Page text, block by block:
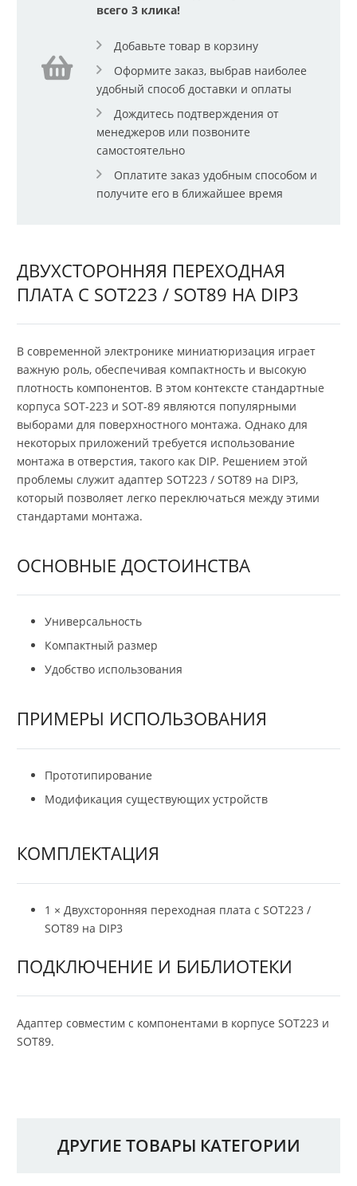
всего 3 клика!
Добавьте товар в корзину
Оформите заказ, выбрав наиболее
удобный способ доставки и оплаты
Дождитесь подтверждения от
менеджеров или позвоните
самостоятельно
Оплатите заказ удобным способом и
получите его в ближайшее время
ДВУХСТОРОННЯЯ ПЕРЕХОДНАЯ
ПЛАТА С SOT223 / SOT89 НА DIP3
В современной электронике миниатюризация играет
важную роль, обеспечивая компактность и высокую
плотность компонентов. В этом контексте стандартные
корпуса SOT-223 и SOT-89 являются популярными
выборами для поверхностного монтажа. Однако для
некоторых приложений требуется использование
монтажа в отверстия, такого как DIP. Решением этой
проблемы служит адаптер SOT223 / SOT89 на DIP3,
который позволяет легко переключаться между этими
стандартами монтажа.
ОСНОВНЫЕ ДОСТОИНСТВА
Универсальность
Компактный размер
Удобство использования
ПРИМЕРЫ ИСПОЛЬЗОВАНИЯ
Прототипирование
Модификация существующих устройств
КОМПЛЕКТАЦИЯ
1 × Двухсторонняя переходная плата с SOT223 /
SOT89 на DIP3
ПОДКЛЮЧЕНИЕ И БИБЛИОТЕКИ
Адаптер совместим с компонентами в корпусе SOT223 и
SOT89.
ДРУГИЕ ТОВАРЫ КАТЕГОРИИ